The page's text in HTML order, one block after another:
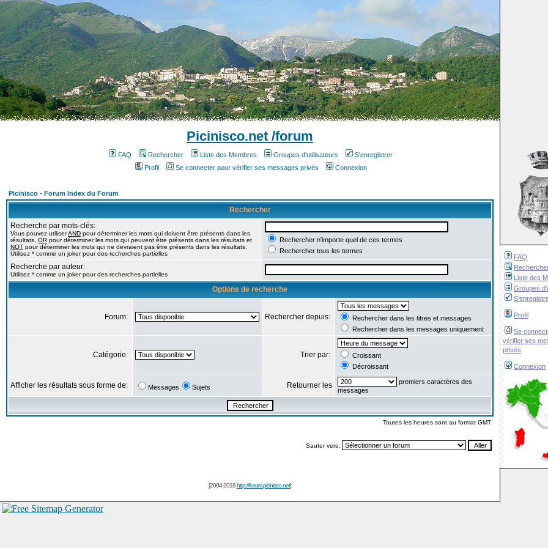
FAQ
Liste des
Groupes
Profil
Se
vérifier ses
privés
Connexion
Picinisco.net /forum
FAQ Rechercher Liste des Membres Groupes d'utilisateurs
S'enregistrer
Profil
Se connecter pour vérifier ses messages privés Connexion
Picinisco - Forum Index du Forum
Rechercher
Recherche par mots-clés:
Vous pouvez utiliserAND pour déterminer les mots qui doivent être présents dans les
résultats, OR pour déterminer les mots qui peuvent être présents dans les résultats et
NOT pour déterminer les mots qui ne devraient pas être présents dans les résultats.
Utilisez * comme un joker pour des recherches partielles
Rechercher n'importe quel de ces termes
Rechercher tous les termes
Recherche par auteur:
Utilisez * comme un joker pour des recherches partielles
Options de recherche
Forum: Rechercher depuis:
Rechercher dans les titres et messages
Rechercher dans les messages uniquement
Catégorie: Trier par:
Croissant
Décroissant
Afficher les résultats sous forme de: Messages Sujets Retourner les
premiers caractères des
messages
Toutes les heures sont au format GMT
Sauter vers:
[2004-2018http://forum.picinisco.net]